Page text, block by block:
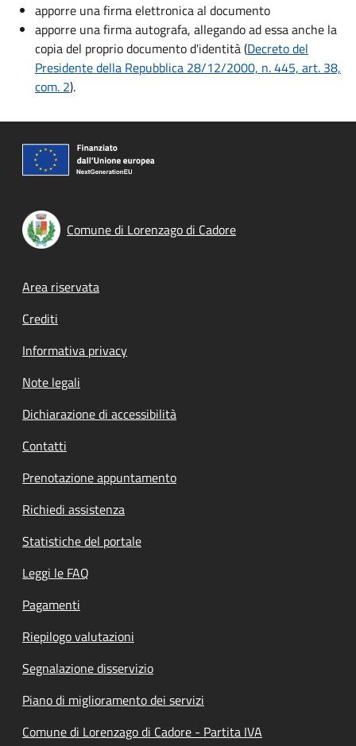
apporre una firma elettronica al documento
apporre una firma autografa, allegando ad essa anche la
copia del proprio documento d'identità (Decreto del
Presidente della Repubblica 28/12/2000, n. 445, art. 38,
com. 2).
Comune di Lorenzago di Cadore
Footer menu
Area riservata
Crediti
Informativa privacy
Note legali
Dichiarazione di accessibilità
Contatti
Prenotazione appuntamento
Richiedi assistenza
Statistiche del portale
Leggi le FAQ
Pagamenti
Riepilogo valutazioni
Segnalazione disservizio
Piano di miglioramento dei servizi
Comune di Lorenzago di Cadore - Partita IVA